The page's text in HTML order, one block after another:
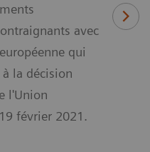
avec
qui
la décision
l'Union
février 2021.